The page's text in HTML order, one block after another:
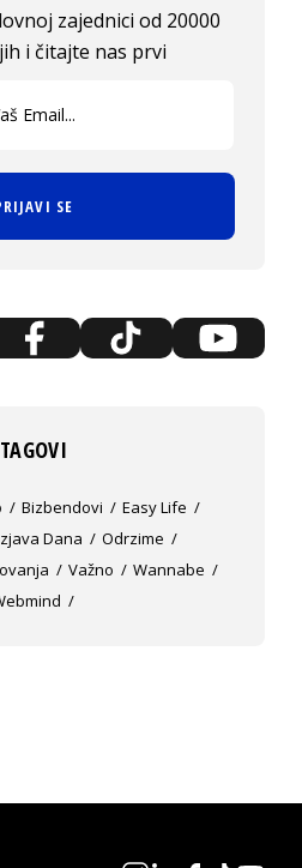
zajednici od 20000
i čitajte nas prvi
SE
TAGOVI
Bizbendovi
Easy Life
Dana
Odrzime
Važno
Wannabe